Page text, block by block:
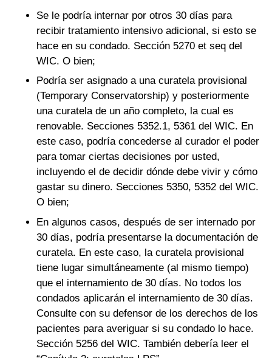
Se le podría internar por otros 30 días para
recibir tratamiento intensivo adicional, si esto se
hace en su condado. Sección 5270 et seq del
WIC. O bien;
Podría ser asignado a una curatela provisional
(Temporary Conservatorship) y posteriormente
una curatela de un año completo, la cual es
renovable. Secciones 5352.1, 5361 del WIC. En
este caso, podría concederse al curador el poder
para tomar ciertas decisiones por usted,
incluyendo el de decidir dónde debe vivir y cómo
gastar su dinero. Secciones 5350, 5352 del WIC.
O bien;
En algunos casos, después de ser internado por
30 días, podría presentarse la documentación de
curatela. En este caso, la curatela provisional
tiene lugar simultáneamente (al mismo tiempo)
que el internamiento de 30 días. No todos los
condados aplicarán el internamiento de 30 días.
Consulte con su defensor de los derechos de los
pacientes para averiguar si su condado lo hace.
Sección 5256 del WIC. También debería leer el